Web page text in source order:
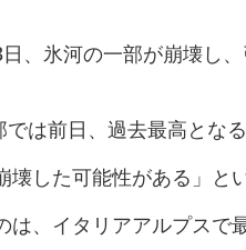
、氷河の一部が崩壊し
は前日、過去最高とな
した可能性がある」と
、イタリアアルプスで